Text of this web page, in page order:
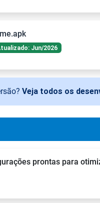
Jun/2026
Veja todos os
prontas para